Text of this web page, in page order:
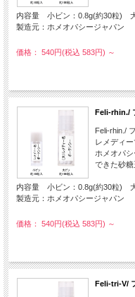
内容量 小ビン：0.8g(約30粒) 大
製造元：ホメオパシージャパン
価格： 540円(税込 583円) ～
Feli-rhin./
Feli-rhin./
レメディー
ホメオパ
できた砂糖
内容量 小ビン：0.8g(約30粒) 大
製造元：ホメオパシージャパン
価格： 540円(税込 583円) ～
Feli-tri-V/